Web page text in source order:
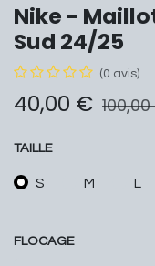
Nike -
Sud 24/25
(0 avis)
40,00 € 100,00
TAILLE
S M L
FLOCAGE